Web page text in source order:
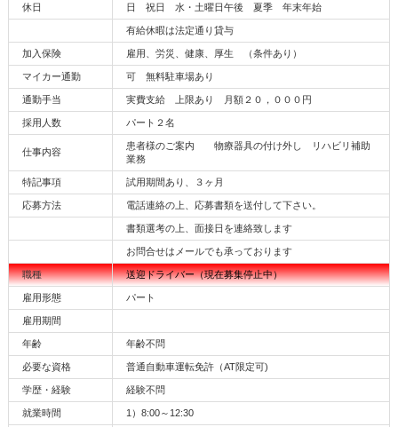
休日 日 祝日 水・土曜日午後 夏季 年末年始
有給休暇は法定通り貸与
加入保険 雇用、労災、健康、厚生 （条件あり）
マイカー通勤 可 無料駐車場あり
通勤手当 実費支給 上限あり 月額２０，０００円
採用人数 パート２名
仕事内容
患者様のご案内 物療器具の付け外し リハビリ補助
業務
特記事項 試用期間あり、３ヶ月
応募方法 電話連絡の上、応募書類を送付して下さい。
書類選考の上、面接日を連絡致します
お問合せはメールでも承っております
職種 送迎ドライバー（現在募集停止中）
雇用形態 パート
雇用期間
年齢 年齢不問
必要な資格 普通自動車運転免許（AT限定可)
学歴・経験 経験不問
就業時間 1）8:00～12:30